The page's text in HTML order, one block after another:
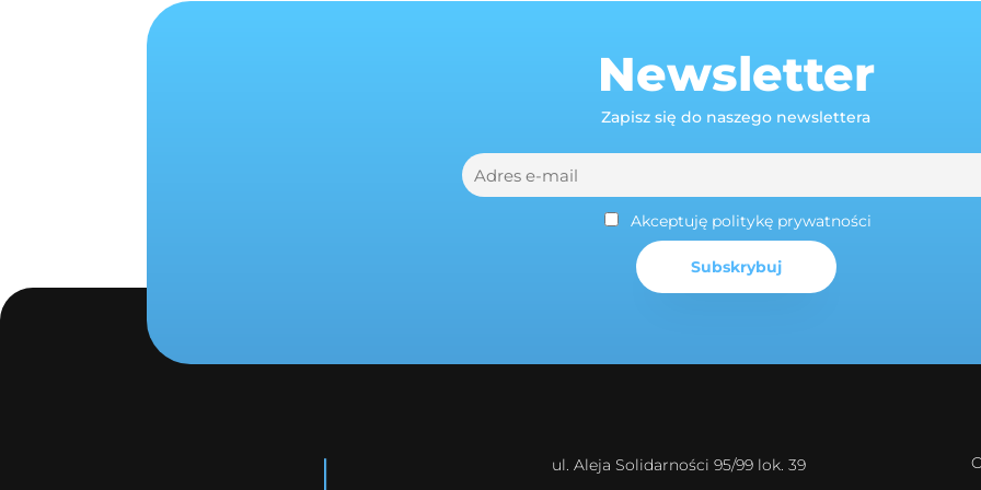
Newsletter
Zapisz się do naszego newslettera
Akceptuję politykę prywatności
ul. Aleja Solidarności 95/99 lok. 39